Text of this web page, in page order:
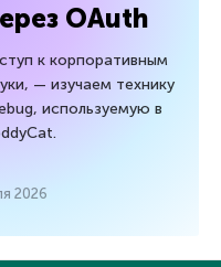
OAuth
к корпоративным
— изучаем технику
используемую в
2026